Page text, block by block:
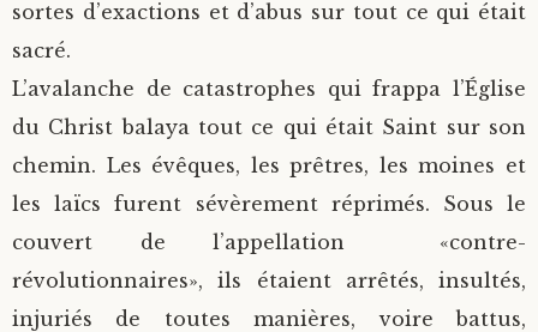
sortes d’exactions et d’abus sur tout ce qui était
sacré.
L’avalanche de catastrophes qui frappa l’Église
du Christ balaya tout ce qui était Saint sur son
chemin. Les évêques, les prêtres, les moines et
les laïcs furent sévèrement réprimés. Sous le
couvert de l’appellation «contre-
révolutionnaires», ils étaient arrêtés, insultés,
injuriés de toutes manières, voire battus,